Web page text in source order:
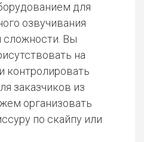
для
озвучивания
сложности. Вы
на
контролировать
заказчиков из
организовать
по скайпу или